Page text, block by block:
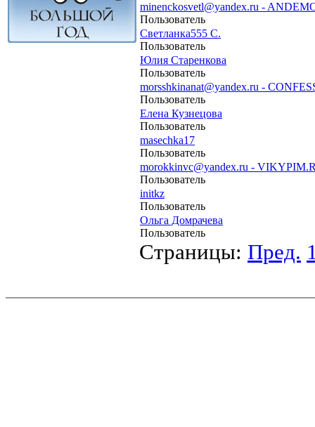
minenckosvetl@yandex.ru -
Пользователь
Светланка555 С.
Пользователь
Юлия Старенкова
Пользователь
morsshkinanat@yandex.ru -
Пользователь
Елена Кузнецова
Пользователь
masechka17
Пользователь
morokkinvc@yandex.ru -
Пользователь
initkz
Пользователь
Ольга Домрачева
Пользователь
Страницы: Пред.